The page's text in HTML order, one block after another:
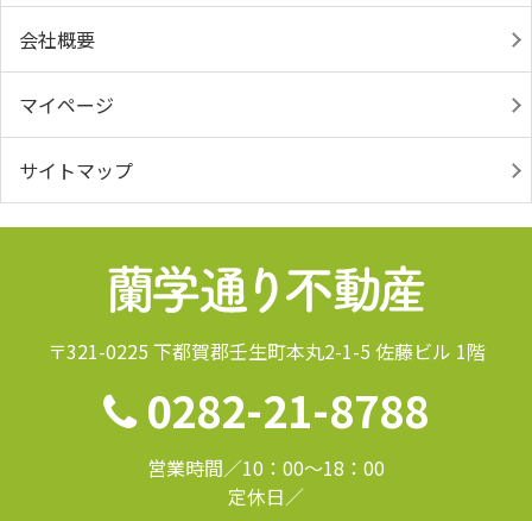
会社概要
マイページ
サイトマップ
〒321-0225 下都賀郡壬生町本丸2-1-5 佐藤ビル 1階
0282-21-8788
営業時間／10：00～18：00
定休日／